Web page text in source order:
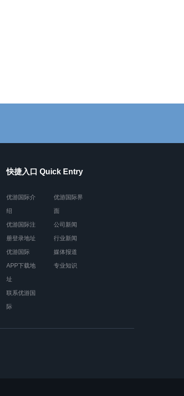
快捷入口 Quick Entry
优游国际介
绍
优游国际注
册登录地址
优游国际
APP下载地
址
联系优游国
际
优游国际界
面
公司新闻
行业新闻
媒体报道
专业知识